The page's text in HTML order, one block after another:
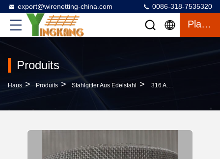
export@wirenetting-china.com 0086-318-7535320
Plaudern
Produits
Haus > Produits > Stahlgitter Aus Edelstahl > 316 Architekturalnetz Aus Edelstahl Für Die Renovierung Alter Häuser